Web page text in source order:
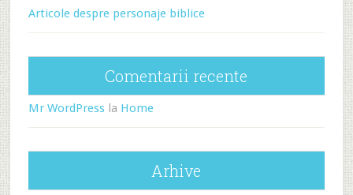
Articole despre personaje biblice
Comentarii recente
Mr WordPressla Home
Arhive